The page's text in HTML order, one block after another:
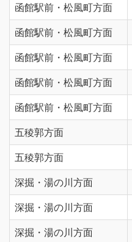
函館駅前・松風町方面
函館駅前・松風町方面
函館駅前・松風町方面
函館駅前・松風町方面
函館駅前・松風町方面
五稜郭方面
五稜郭方面
深掘・湯の川方面
深掘・湯の川方面
深掘・湯の川方面